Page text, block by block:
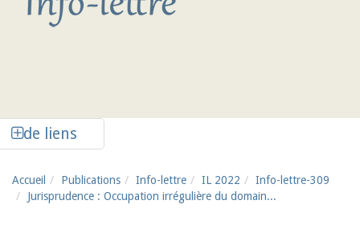
de liens
Accueil Publications Info-lettre IL 2022
Info-lettre-309
Jurisprudence : Occupation irrégulière du domain...